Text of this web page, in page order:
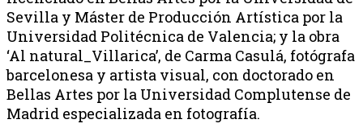
Sevilla y Máster de Producción Artística por la
Universidad Politécnica de Valencia; y la obra
‘Al natural_Villarica’, de Carma Casulá, fotógrafa
barcelonesa y artista visual, con doctorado en
Bellas Artes por la Universidad Complutense de
Madrid especializada en fotografía.